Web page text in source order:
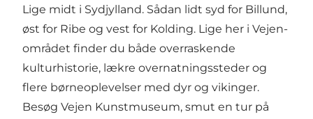
Lige midt i Sydjylland. Sådan lidt syd for Billund,
øst for Ribe og vest for Kolding. Lige her i Vejen-
området finder du både overraskende
kulturhistorie, lækre overnatningssteder og
flere børneoplevelser med dyr og vikinger.
Besøg Vejen Kunstmuseum, smut en tur på